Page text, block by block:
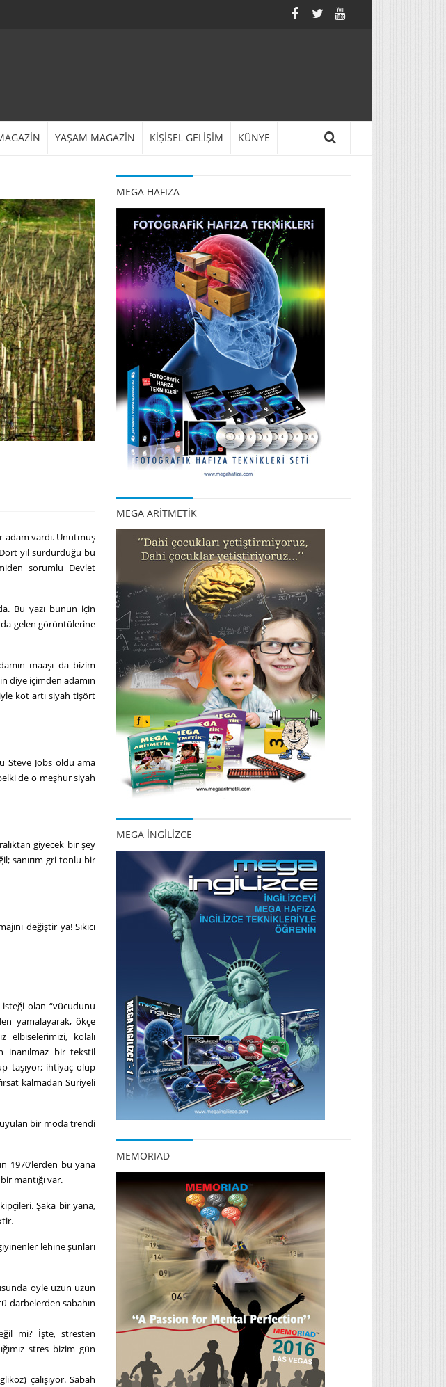
YAŞAM MAGAZİN KİŞİSEL GELİŞİM KÜNYE
adam vardı. Unutmuş
yıl sürdürdüğü bu
sorumlu Devlet
Bu yazı bunun için
gelen görüntülerine
maaşı da bizim
diye içimden adamın
kot artı siyah tişört
Steve Jobs öldü ama
de o meşhur siyah
giyecek bir şey
sanırım gri tonlu bir
değiştir ya! Sıkıcı
olan “vücudunu
yamalayarak, ökçe
elbiselerimizi, kolalı
inanılmaz bir tekstil
taşıyor; ihtiyaç olup
kalmadan Suriyeli
bir moda trendi
1970’lerden bu yana
mantığı var.
Şaka bir yana,
lehine şunları
öyle uzun uzun
darbelerden sabahın
mi? İşte, stresten
stres bizim gün
çalışıyor. Sabah
MEGA HAFIZA
MEGA ARİTMETİK
MEGA İNGİLİZCE
MEMORIAD